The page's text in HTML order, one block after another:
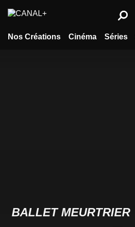
Nos Créations Cinéma Séries
BALLET MEURTRIER